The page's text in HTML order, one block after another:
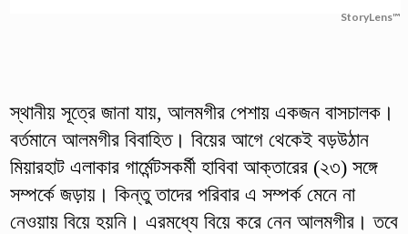
StoryLens™
স্থানীয় সূত্রে জানা যায়, আলমগীর পেশায় একজন বাসচালক।
বর্তমানে আলমগীর বিবাহিত। বিয়ের আগে থেকেই বড়উঠান
মিয়ারহাট এলাকার গার্মেন্টসকর্মী হাবিবা আক্তারের (২৩) সঙ্গে
সম্পর্কে জড়ায়। কিন্তু তাদের পরিবার এ সম্পর্ক মেনে না
নেওয়ায় বিয়ে হয়নি। এরমধ্যে বিয়ে করে নেন আলমগীর। তবে